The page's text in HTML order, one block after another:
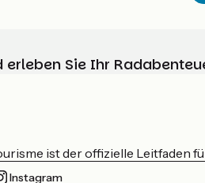
erleben Sie Ihr
ist der offizielle Leitfaden
Instagram